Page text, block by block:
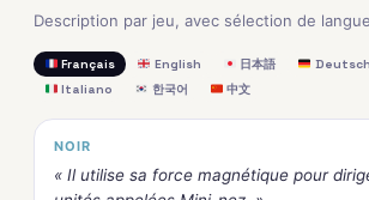
Description par jeu, avec sélection de
Français English 日本語 Deutsch
Italiano
한국어 中文
NOIR
« Il utilise sa force magnétique pour